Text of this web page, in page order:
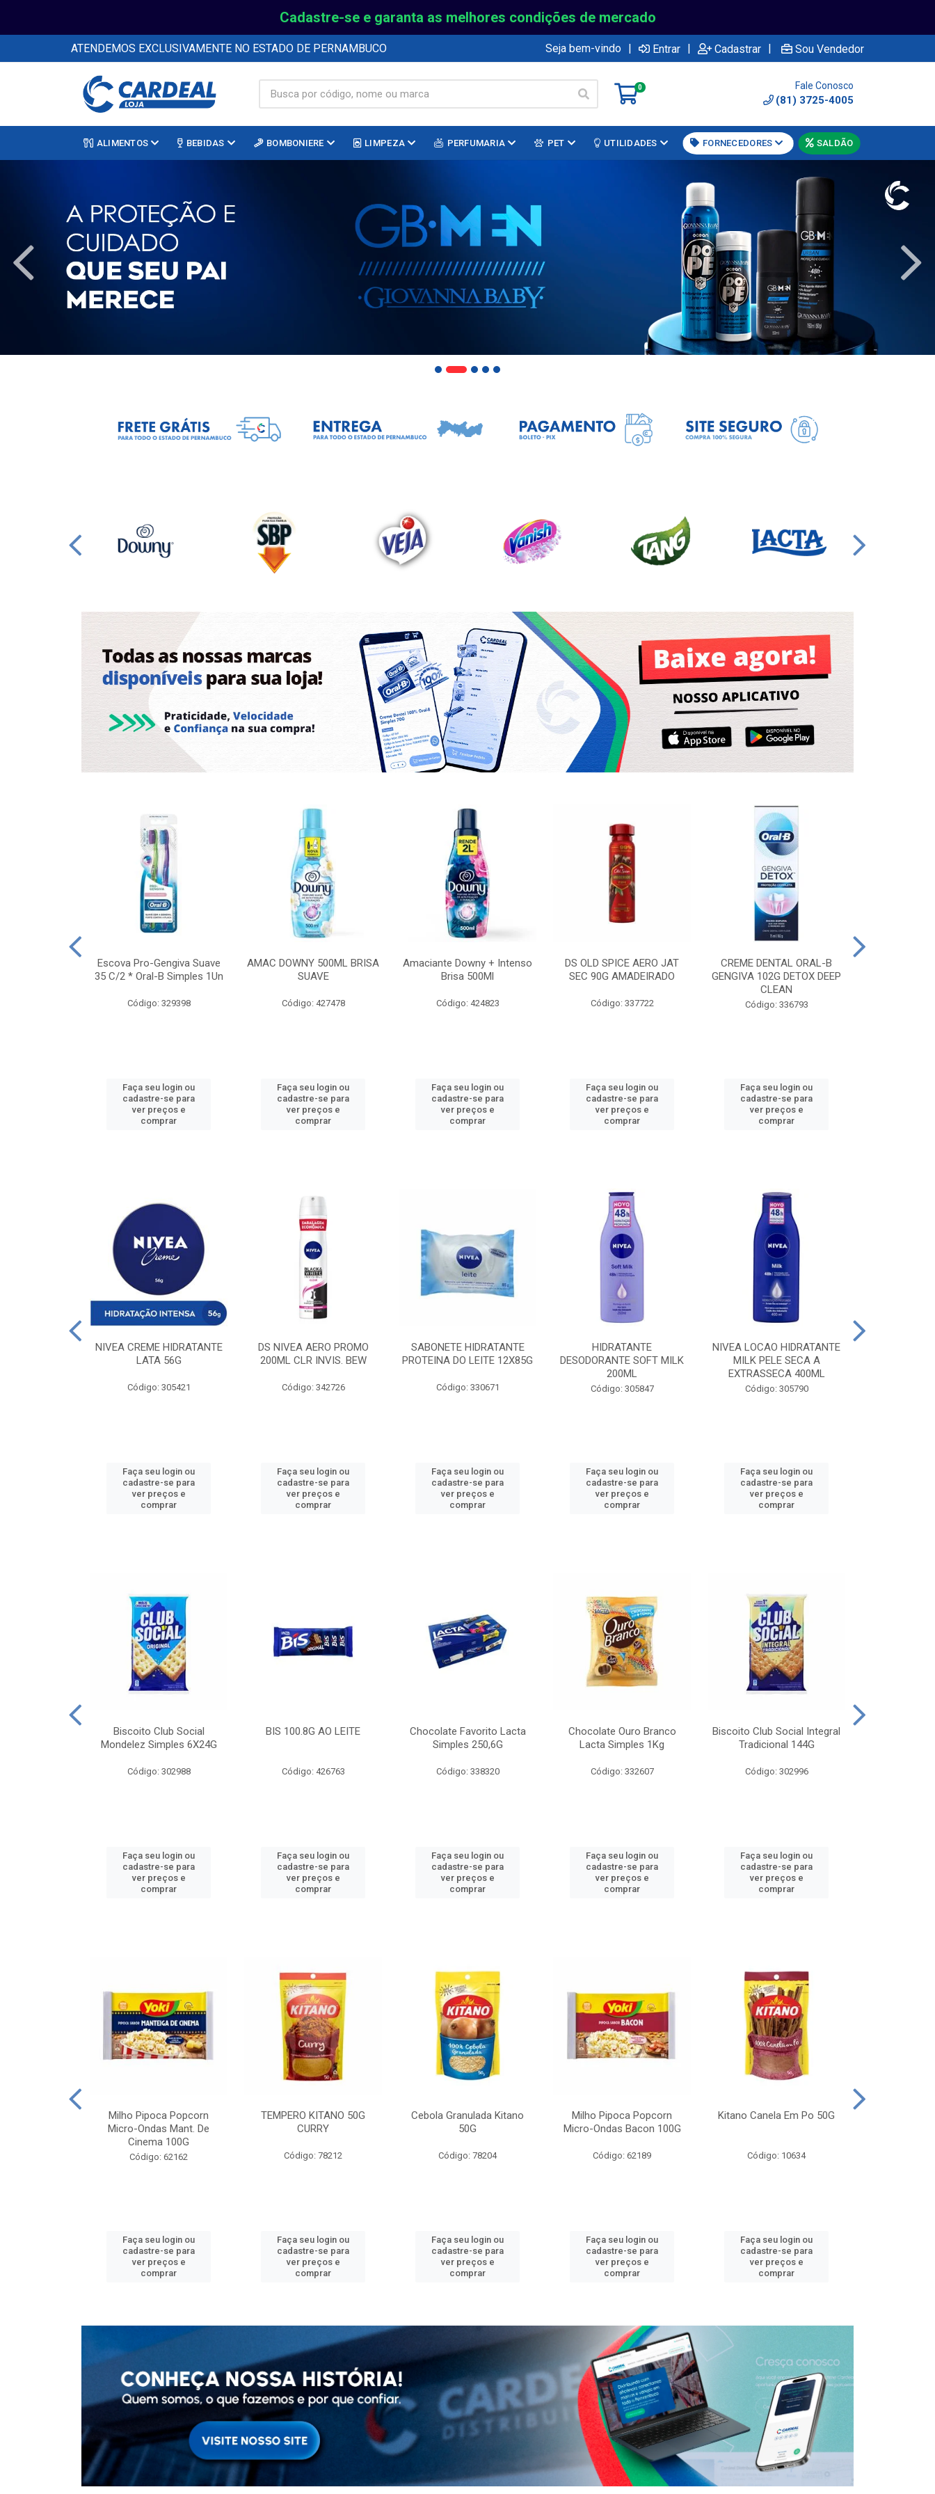
Cadastre-se e garanta as melhores condições de mercado
ATENDEMOS EXCLUSIVAMENTE NO ESTADO DE PERNAMBUCO Seja bem-vindo | Entrar | Cadastrar | Sou Vendedor
0 Fale Conosco
(81) 3725-4005
ALIMENTOS BEBIDAS BOMBONIERE LIMPEZA PERFUMARIA PET UTILIDADES FORNECEDORES SALDÃO
Escova Pro-Gengiva Suave
35 C/2 * Oral-B Simples 1Un
Código: 329398
Faça seu login ou
cadastre-se para
ver preços e
comprar
AMAC DOWNY 500ML BRISA
SUAVE
Código: 427478
Faça seu login ou
cadastre-se para
ver preços e
comprar
Amaciante Downy + Intenso
Brisa 500Ml
Código: 424823
Faça seu login ou
cadastre-se para
ver preços e
comprar
DS OLD SPICE AERO JAT
SEC 90G AMADEIRADO
Código: 337722
Faça seu login ou
cadastre-se para
ver preços e
comprar
CREME DENTAL ORAL-B
GENGIVA 102G DETOX DEEP
CLEAN
Código: 336793
Faça seu login ou
cadastre-se para
ver preços e
comprar
NIVEA CREME HIDRATANTE
LATA 56G
Código: 305421
Faça seu login ou
cadastre-se para
ver preços e
comprar
DS NIVEA AERO PROMO
200ML CLR INVIS. BEW
Código: 342726
Faça seu login ou
cadastre-se para
ver preços e
comprar
SABONETE HIDRATANTE
PROTEINA DO LEITE 12X85G
Código: 330671
Faça seu login ou
cadastre-se para
ver preços e
comprar
HIDRATANTE
DESODORANTE SOFT MILK
200ML
Código: 305847
Faça seu login ou
cadastre-se para
ver preços e
comprar
NIVEA LOCAO HIDRATANTE
MILK PELE SECA A
EXTRASSECA 400ML
Código: 305790
Faça seu login ou
cadastre-se para
ver preços e
comprar
Biscoito Club Social
Mondelez Simples 6X24G
Código: 302988
Faça seu login ou
cadastre-se para
ver preços e
comprar
BIS 100.8G AO LEITE
Código: 426763
Faça seu login ou
cadastre-se para
ver preços e
comprar
Chocolate Favorito Lacta
Simples 250,6G
Código: 338320
Faça seu login ou
cadastre-se para
ver preços e
comprar
Chocolate Ouro Branco
Lacta Simples 1Kg
Código: 332607
Faça seu login ou
cadastre-se para
ver preços e
comprar
Biscoito Club Social Integral
Tradicional 144G
Código: 302996
Faça seu login ou
cadastre-se para
ver preços e
comprar
Milho Pipoca Popcorn
Micro-Ondas Mant. De
Cinema 100G
Código: 62162
Faça seu login ou
cadastre-se para
ver preços e
comprar
TEMPERO KITANO 50G
CURRY
Código: 78212
Faça seu login ou
cadastre-se para
ver preços e
comprar
Cebola Granulada Kitano
50G
Código: 78204
Faça seu login ou
cadastre-se para
ver preços e
comprar
Milho Pipoca Popcorn
Micro-Ondas Bacon 100G
Código: 62189
Faça seu login ou
cadastre-se para
ver preços e
comprar
Kitano Canela Em Po 50G
Código: 10634
Faça seu login ou
cadastre-se para
ver preços e
comprar